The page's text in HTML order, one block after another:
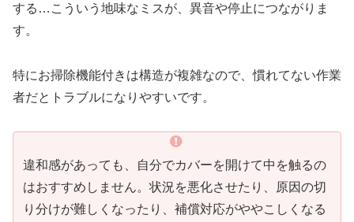
する…こういう地味なミスが、異音や停止につながりま
す。
特にお掃除機能付きは構造が複雑なので、慣れてない作業
者だとトラブルになりやすいです。
違和感があっても、自分でカバーを開けて中を触るの
はおすすめしません。状況を悪化させたり、原因の切
り分けが難しくなったり、補償対応がややこしくなる